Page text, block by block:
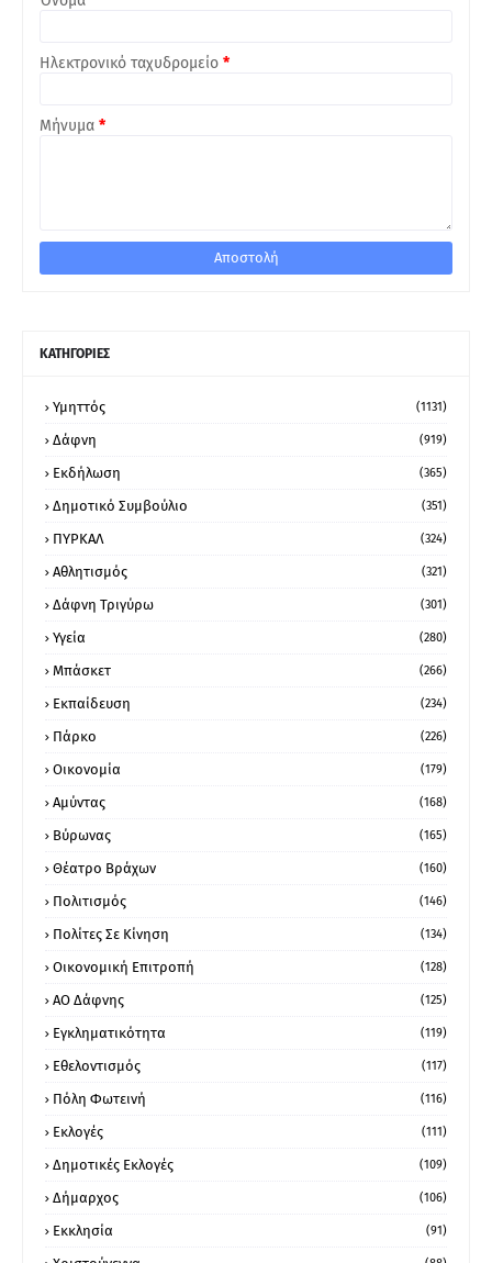
Ηλεκτρονικό ταχυδρομείο *
Μήνυμα *
ΚΑΤΗΓΟΡΙΕΣ
Υμηττός (1131)
Δάφνη (919)
Εκδήλωση (365)
Δημοτικό Συμβούλιο (351)
ΠΥΡΚΑΛ (324)
Αθλητισμός (321)
Δάφνη Τριγύρω (301)
Υγεία (280)
Μπάσκετ (266)
Εκπαίδευση (234)
Πάρκο (226)
Οικονομία (179)
Αμύντας (168)
Βύρωνας (165)
Θέατρο Βράχων (160)
Πολιτισμός (146)
Πολίτες Σε Κίνηση (134)
Οικονομική Επιτροπή (128)
ΑΟ Δάφνης (125)
Εγκληματικότητα (119)
Εθελοντισμός (117)
Πόλη Φωτεινή (116)
Εκλογές (111)
Δημοτικές Εκλογές (109)
Δήμαρχος (106)
Εκκλησία (91)